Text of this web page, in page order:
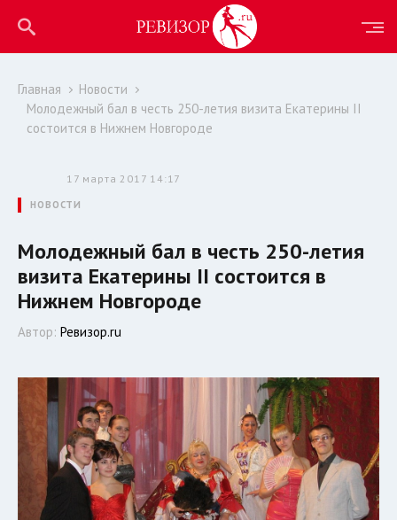
Главная
Новости
Молодежный бал в честь 250-летия визита Екатерины II
состоится в Нижнем Новгороде
17 марта 2017 14:17
НОВОСТИ
Молодежный бал в честь 250-летия
визита Екатерины II состоится в
Нижнем Новгороде
Автор: Ревизор.ru